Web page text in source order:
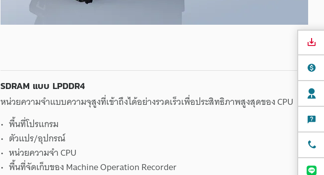
SDRAM แบบ LPDDR4
หน่วยความจำแบบความจุสูงที่เข้าถึงได้อย่างรวดเร็วเพื่อประสิทธิภาพสูงสุดของCPU
พื้นที่โปรแกรม
ตัวแปร/อุปกรณ์
หน่วยความจำCPU
พื้นที่จัดเก็บของMachine Operation Recorder